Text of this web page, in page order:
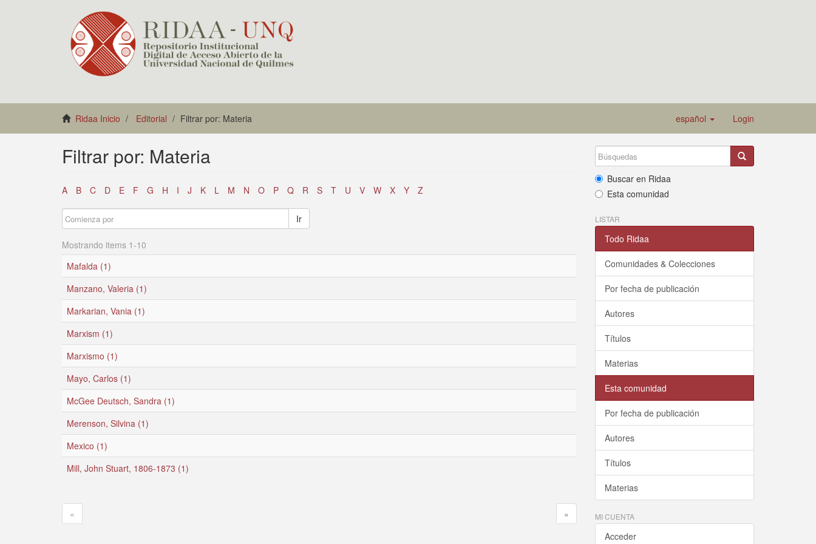
Ridaa Inicio Editorial Filtrar por: Materia español Login
Filtrar por: Materia
A B C D E F G H I J K L M N O P Q R S T U V W X Y Z
Ir
Mostrando items 1-10
Mafalda (1)
Manzano, Valeria (1)
Markarian, Vania (1)
Marxism (1)
Marxismo (1)
Mayo, Carlos (1)
McGee Deutsch, Sandra (1)
Merenson, Silvina (1)
Mexico (1)
Mill, John Stuart, 1806-1873 (1)
« »
Buscar en Ridaa
Esta comunidad
LISTAR
Todo Ridaa
Comunidades & Colecciones
Por fecha de publicación
Autores
Títulos
Materias
Esta comunidad
Por fecha de publicación
Autores
Títulos
Materias
MI CUENTA
Acceder